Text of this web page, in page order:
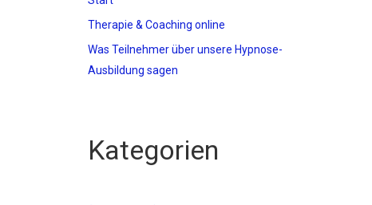
Therapie & Coaching online
Was Teilnehmer über unsere Hypnose-
Ausbildung sagen
Kategorien